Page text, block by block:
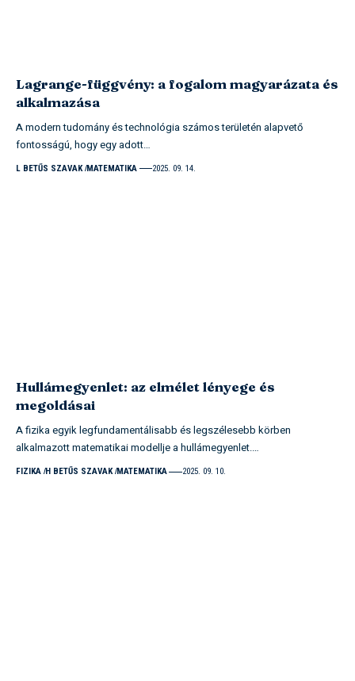
Lagrange-függvény: a fogalom magyarázata és
alkalmazása
A modern tudomány és technológia számos területén alapvető
fontosságú, hogy egy adott…
L BETŰS SZAVAK MATEMATIKA 2025. 09. 14.
Hullámegyenlet: az elmélet lényege és
megoldásai
A fizika egyik legfundamentálisabb és legszélesebb körben
alkalmazott matematikai modellje a hullámegyenlet.…
FIZIKA H BETŰS SZAVAK MATEMATIKA 2025. 09. 10.